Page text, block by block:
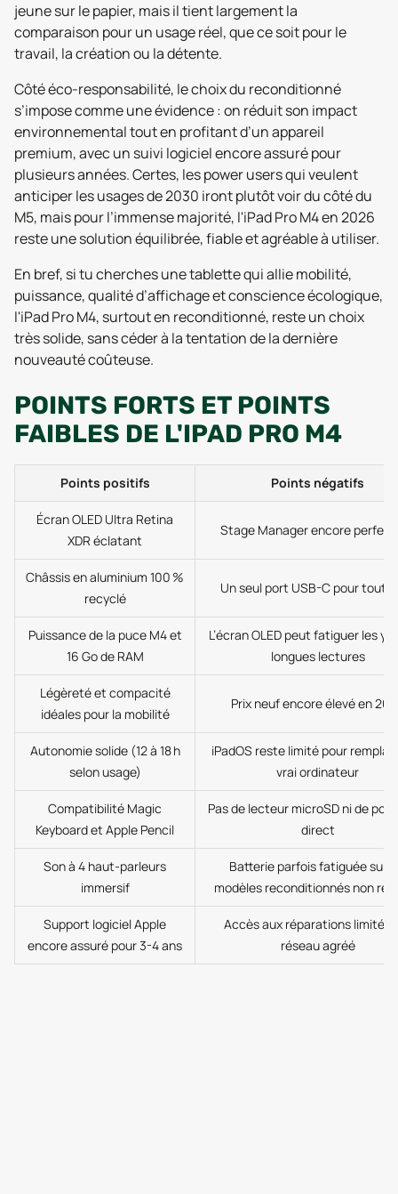
jeune sur le papier, mais il tient largement la
comparaison pour un usage réel, que ce soit pour le
travail, la création ou la détente.
Côté éco-responsabilité, le choix du reconditionné
s’impose comme une évidence : on réduit son impact
environnemental tout en profitant d’un appareil
premium, avec un suivi logiciel encore assuré pour
plusieurs années. Certes, les power users qui veulent
anticiper les usages de 2030 iront plutôt voir du côté du
M5, mais pour l’immense majorité, l'iPad Pro M4 en 2026
reste une solution équilibrée, fiable et agréable à utiliser.
En bref, si tu cherches une tablette qui allie mobilité,
puissance, qualité d’affichage et conscience écologique,
l'iPad Pro M4, surtout en reconditionné, reste un choix
très solide, sans céder à la tentation de la dernière
nouveauté coûteuse.
POINTS FORTS ET POINTS
FAIBLES DE L'IPAD PRO M4
Points positifs Points négatifs
Écran OLED Ultra Retina
XDR éclatant
Stage Manager encore
Châssis en aluminium 100 %
recyclé
Un seul port USB-C pour tout
Puissance de la puce M4 et
16 Go de RAM
L’écran OLED peut fatiguer les
longues lectures
Légèreté et compacité
idéales pour la mobilité
Prix neuf encore élevé en
Autonomie solide (12 à 18 h
selon usage)
iPadOS reste limité pour
vrai ordinateur
Compatibilité Magic
Keyboard et Apple Pencil
Pas de lecteur microSD ni de port
direct
Son à 4 haut-parleurs
immersif
Batterie parfois fatiguée sur
modèles reconditionnés non
Support logiciel Apple
encore assuré pour 3-4 ans
Accès aux réparations limité
réseau agréé